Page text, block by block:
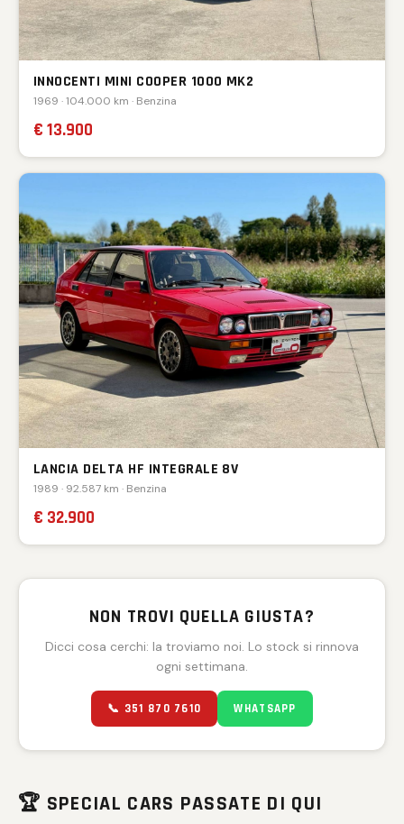
INNOCENTI MINI COOPER 1000 MK2
1969 · 104.000 km · Benzina
€ 13.900
LANCIA DELTA HF INTEGRALE 8V
1989 · 92.587 km · Benzina
€ 32.900
NON TROVI QUELLA GIUSTA?
Dicci cosa cerchi: la troviamo noi. Lo stock si rinnova
ogni settimana.
📞 351 870 7610 WHATSAPP
🏆 SPECIAL CARS PASSATE DI QUI